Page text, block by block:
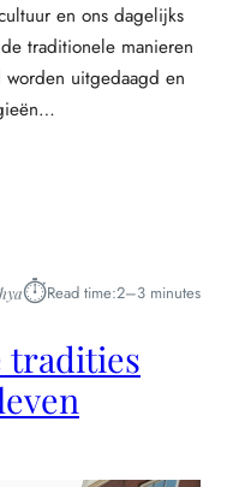
en ons dagelijks
traditionele manieren
uitgedaagd en
⏱︎Read time:2–3 minutes
tradities